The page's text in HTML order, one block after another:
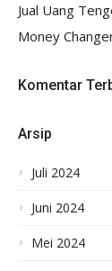
Jual Uang
Money
Komentar
Arsip
Juli 2024
Juni 2024
Mei 2024